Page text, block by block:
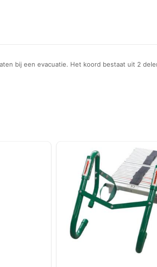
bij een evacuatie. Het koord bestaat uit 2